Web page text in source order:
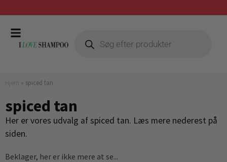
» spiced tan
spiced tan
Her er vores udvalg af spiced tan. Læs mere nederest på
siden.
Beklager, her er ikke mere at se...